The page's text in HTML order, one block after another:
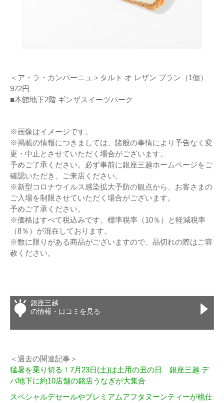
＜ア・ラ・カンパーニュ＞タルト オ レザン ブラン（1個）
972円
■本館地下2階 ギンザスイーツパーク
※画像はイメージです。
※掲載の情報につきましては、諸般の事情により予告なく変
更・中止とさせていただく場合がございます。
予めご了承ください。必ず事前に銀座三越ホームページをご
確認いただき、ご来店ください。
※新型コロナウイルス感染拡大予防の観点から、お客さまの
ご入場を制限させていただく場合がございます。
予めご了承ください。
※価格はすべて税込みです。標準税率（10％）と軽減税率
（8％）が混在しております。
※数に限りがある商品がございますので、品切れの際はご容
赦ください。
銀座三越
の情報・口コミを見る
＜過去の関連記事＞
猛暑を乗り切る！7月23日(土)は土用の丑の日 銀座三越 デ
パ地下に約10店舗の銘店うなぎが大集合
スペシャルデセールやプレミアムアフタヌーンティーが桃仕